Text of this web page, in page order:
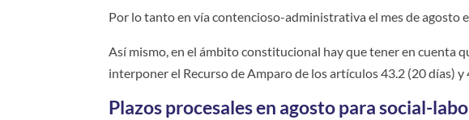
Por lo tanto en vía contencioso-administrativa el mes de agosto
Así mismo, en el ámbito constitucional hay que tener en cuenta
interponer el Recurso de Amparo de los artículos 43.2 (20 días) y
Plazos procesales en agosto para social-